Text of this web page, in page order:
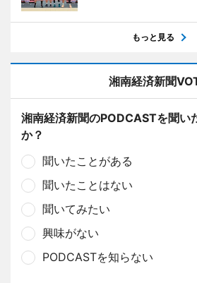
もっと見る
湘南経済新聞
湘南経済新聞のPODCASTを聞い
か？
聞いたことがある
聞いたことはない
聞いてみたい
興味がない
PODCASTを知らない